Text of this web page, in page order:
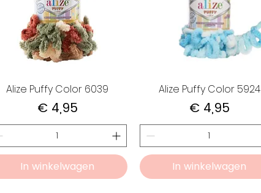
Alize Puffy Color 6039
Prijs
€ 4,95
In winkelwagen
Alize Puffy Color 5924
Prijs
€ 4,95
In winkelwagen